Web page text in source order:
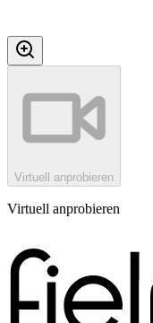
Virtuell anprobieren
Virtuell anprobieren